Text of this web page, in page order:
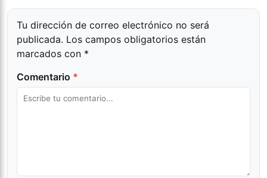
Tu dirección de correo electrónico no será
publicada. Los campos obligatorios están
marcados con *
Comentario *